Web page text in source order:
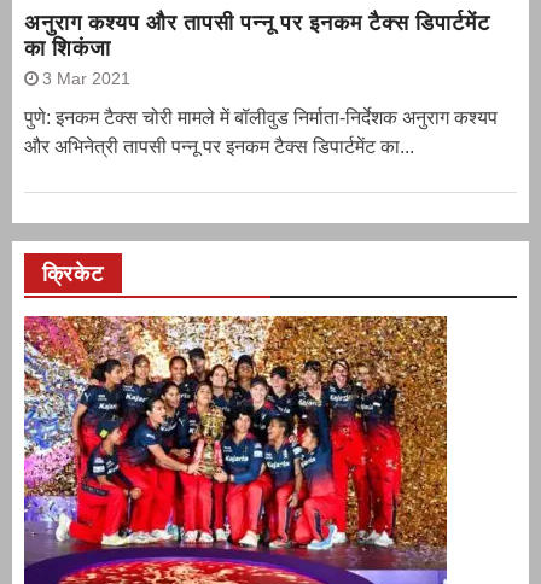
अनुराग कश्यप और तापसी पन्नू पर इनकम टैक्स डिपार्टमेंट
का शिकंजा
3 Mar 2021
पुणे: इनकम टैक्स चोरी मामले में बॉलीवुड निर्माता-निर्देशक अनुराग कश्यप
और अभिनेत्री तापसी पन्नू पर इनकम टैक्स डिपार्टमेंट का...
क्रिकेट